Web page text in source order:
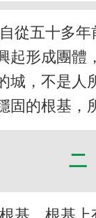
從五十多
起形成團體
城，不是
的根基，
二